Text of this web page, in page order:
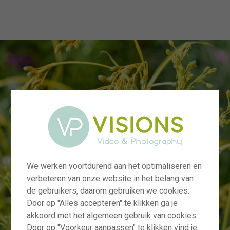
We werken voortdurend aan het optimaliseren en
verbeteren van onze website in het belang van
de gebruikers, daarom gebruiken we cookies.
Door op "Alles accepteren" te klikken ga je
akkoord met het algemeen gebruik van cookies.
Door op "Voorkeur aanpassen" te klikken vind je